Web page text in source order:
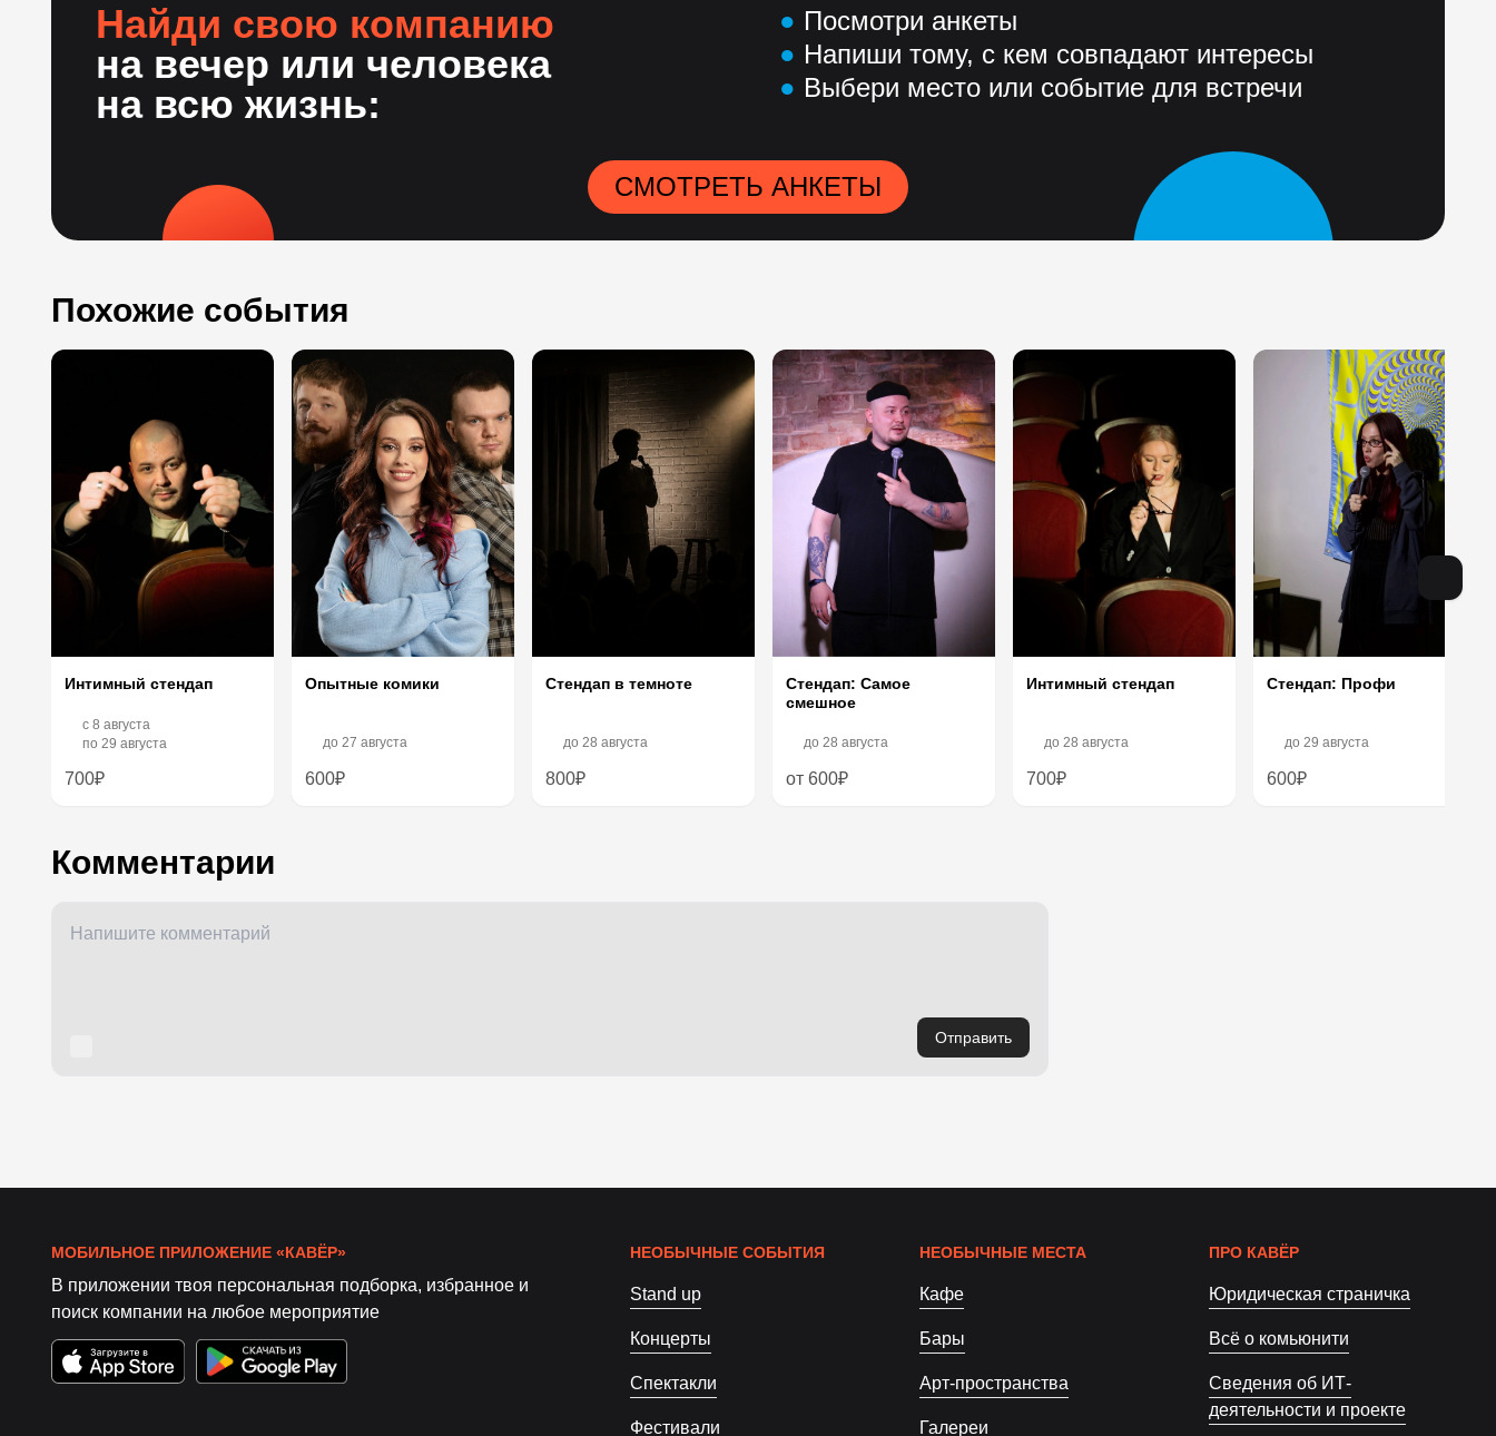
Найди свою компанию
на вечер или человека
на всю жизнь:
● Посмотри анкеты
● Напиши тому, с кем совпадают интересы
● Выбери место или событие для встречи
СМОТРЕТЬ АНКЕТЫ
Похожие события
Интимный стендап
c 8 августа
по 29 августа
700₽
Опытные комики
до 27 августа
600₽
Стендап в темноте
до 28 августа
800₽
Стендап: Самое
смешное
до 28 августа
от 600₽
Интимный стендап
до 28 августа
700₽
Стендап: Профи
до 29 августа
600₽
Комментарии
Отправить
МОБИЛЬНОЕ ПРИЛОЖЕНИЕ «КАВЁР»
В приложении твоя персональная подборка, избранное и
поиск компании на любое мероприятие
НЕОБЫЧНЫЕ СОБЫТИЯ
Stand up
Концерты
Спектакли
Фестивали
НЕОБЫЧНЫЕ МЕСТА
Кафе
Бары
Арт-пространства
Галереи
ПРО КАВЁР
Юридическая страничка
Всё о комьюнити
Сведения об ИТ-
деятельности и проекте